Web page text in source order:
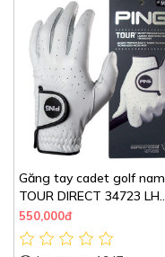
Găng tay cadet golf nam
TOUR DIRECT 34723 LH
Trắng | PING
550,000đ